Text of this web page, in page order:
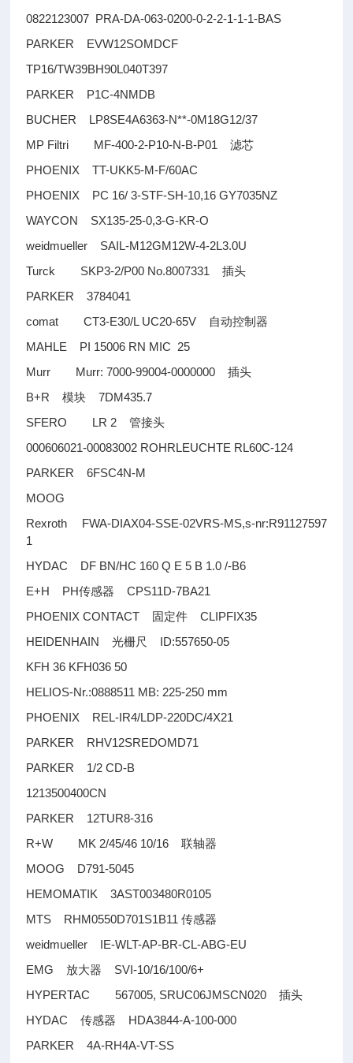
0822123007 PRA-DA-063-0200-0-2-2-1-1-1-BAS
PARKER EVW12SOMDCF
TP16/TW39BH90L040T397
PARKER P1C-4NMDB
BUCHER LP8SE4A6363-N**-0M18G12/37
MP Filtri MF-400-2-P10-N-B-P01滤芯
PHOENIX TT-UKK5-M-F/60AC
PHOENIX PC 16/ 3-STF-SH-10,16 GY7035NZ
WAYCON SX135-25-0,3-G-KR-O
weidmueller SAIL-M12GM12W-4-2L3.0U
Turck SKP3-2/P00 No.8007331插头
PARKER 3784041
comat CT3-E30/L UC20-65V
自动控制器
MAHLE PI 15006 RN MIC 25
Murr Murr: 7000-99004-0000000插头
B+R模块 7DM435.7
SFERO LR 2管接头
000606021-00083002 ROHRLEUCHTE RL60C-124
PARKER 6FSC4N-M
MOOG
Rexroth FWA-DIAX04-SSE-02VRS-MS,s-nr:R91127597
1
HYDAC DF BN/HC 160 Q E 5 B 1.0 /-B6
E+H PH传感器
CPS11D-7BA21
PHOENIX CONTACT
固定件 CLIPFIX35
HEIDENHAIN光栅尺
ID:557650-05
KFH 36 KFH036 50
HELIOS-Nr.:0888511 MB: 225-250 mm
PHOENIX REL-IR4/LDP-220DC/4X21
PARKER RHV12SREDOMD71
PARKER 1/2 CD-B
1213500400CN
PARKER 12TUR8-316
R+W MK 2/45/46 10/16联轴器
MOOG D791-5045
HEMOMATIK 3AST003480R0105
MTS RHM0550D701S1B11传感器
weidmueller IE-WLT-AP-BR-CL-ABG-EU
EMG 放大器
SVI-10/16/100/6+
HYPERTAC 567005, SRUC06JMSCN020插头
HYDAC传感器
HDA3844-A-100-000
PARKER 4A-RH4A-VT-SS